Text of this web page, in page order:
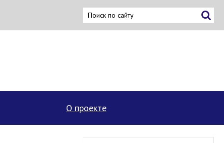
О проекте